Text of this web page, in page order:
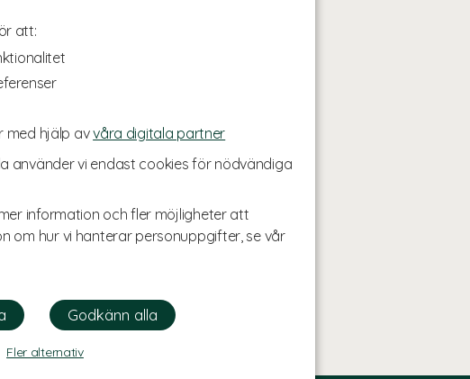
att:
med hjälp avvåra digitala partner
använder vi endast cookies för nödvändiga
information och fler möjligheter att
om hur vi hanterar personuppgifter, se vår
Fler alternativ